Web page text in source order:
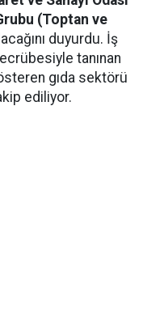
(Toptan ve
duyurdu. İş
tanınan
gıda sektörü
ediliyor.